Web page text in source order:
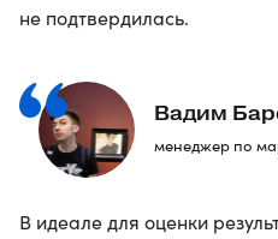
не подтвердилась.
Вадим
менеджер по
В идеале для оценки